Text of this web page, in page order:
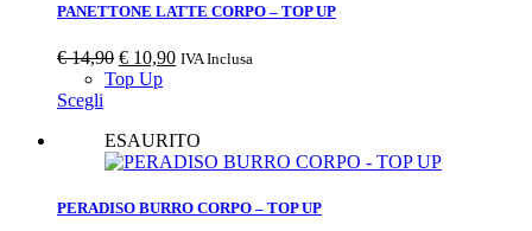
PANETTONE LATTE CORPO – TOP UP
€14,90 € 10,90 IVA Inclusa
Top Up
Scegli
ESAURITO
PERADISO BURRO CORPO – TOP UP